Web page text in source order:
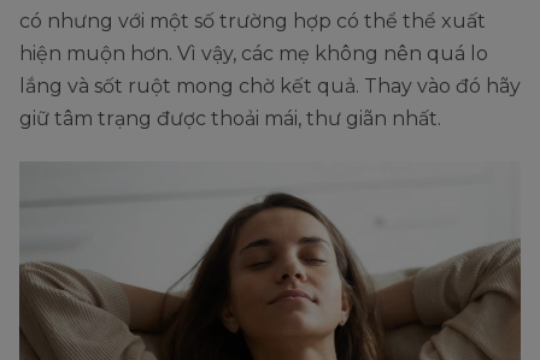
có nhưng với một số trường hợp có thể thể xuất
hiện muộn hơn. Vì vậy, các mẹ không nên quá lo
lắng và sốt ruột mong chờ kết quả. Thay vào đó hãy
giữ tâm trạng được thoải mái, thư giãn nhất.